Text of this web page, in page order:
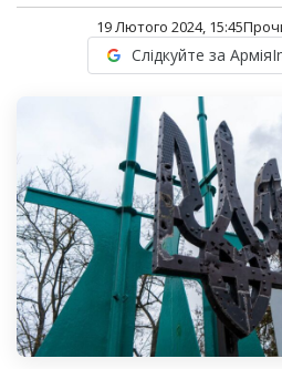
19 Лютого 2024, 15:45
Слідкуйте за